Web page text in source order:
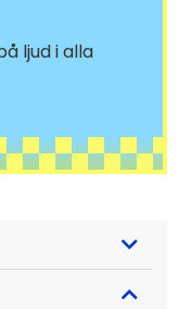
ljud i alla